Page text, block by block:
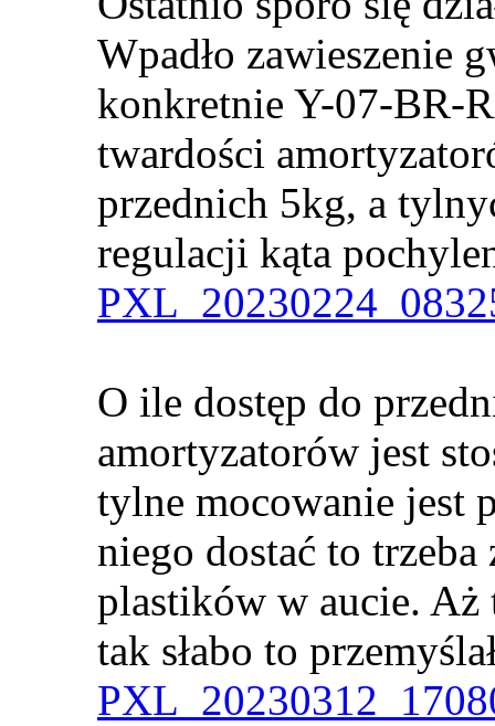
Wpadło zawieszenie
konkretnie Y-07-BR-
twardości
przednich 5kg, a
regulacji kąta
O ile dostęp do
amortyzatorów jest
tylne mocowanie jest
niego dostać to trzeba
plastików w aucie. Aż
tak słabo to